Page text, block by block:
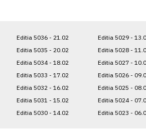
Editia 5036 - 21.02
Editia 5035 - 20.02
Editia 5034 - 18.02
Editia 5033 - 17.02
Editia 5032 - 16.02
Editia 5031 - 15.02
Editia 5030 - 14.02
Editia 5029 -
Editia 5028 -
Editia 5027 -
Editia 5026 -
Editia 5025 -
Editia 5024 -
Editia 5023 -